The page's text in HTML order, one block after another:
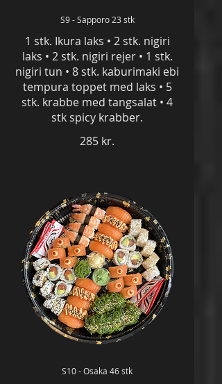
S9 - Sapporo 23 stk
1 stk. Ikura laks • 2 stk. nigiri
laks • 2 stk. nigiri rejer • 1 stk.
nigiri tun • 8 stk. kaburimaki ebi
tempura toppet med laks • 5
stk. krabbe med tangsalat • 4
285 kr.
S10 - Osaka 46 stk